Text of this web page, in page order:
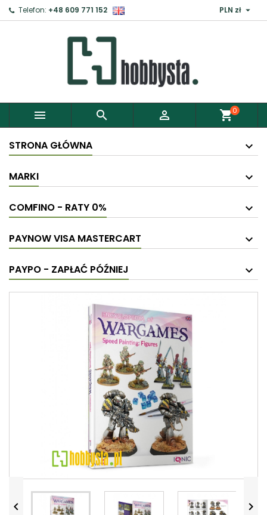
Telefon: +48 609 771 152 PLN zł 
   shopping_cart0
STRONA GŁÓWNA
MARKI
COMFINO - RATY 0%
PAYNOW VISA MASTERCART
PAYPO - ZAPŁAĆ PÓŹNIEJ
 